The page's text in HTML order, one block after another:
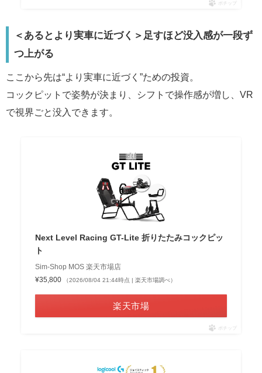
ポチップ
＜あるとより実車に近づく＞足すほど没入感が一段ず
つ上がる
ここから先は“より実車に近づく”ための投資。
コックピットで姿勢が決まり、シフトで操作感が増し、VR
で視界ごと没入できます。
Next Level Racing GT-Lite 折りたたみコックピッ
ト
Sim-Shop MOS 楽天市場店
¥35,800
（2026/08/04 21:44時点 | 楽天市場調べ）
楽天市場
ポチップ